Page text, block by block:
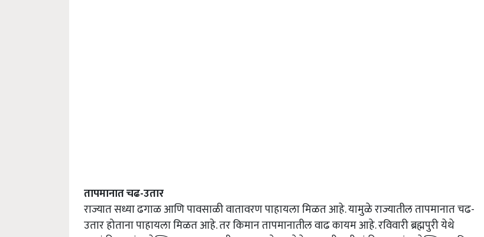
तापमानात चढ-उतार
राज्यात सध्या ढगाळ आणि पावसाळी वातावरण पाहायला मिळत आहे. यामुळे राज्यातील तापमानात चढ-
उतार होताना पाहायला मिळत आहे. तर किमान तापमानातील वाढ कायम आहे. रविवारी ब्रह्मपुरी येथे